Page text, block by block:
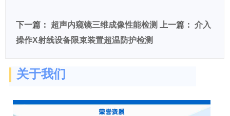
下一篇： 超声内窥镜三维成像性能检测 上一篇： 介入
操作X射线设备限束装置超温防护检测
关于我们